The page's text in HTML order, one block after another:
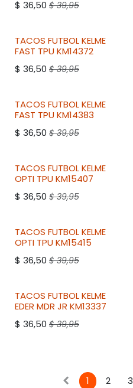
$ 36,50 $39,95
2DO A 50% DESCUENTO
TACOS FUTBOLKELME
FAST TPU KM14372
$ 36,50 $39,95
2DO A 50% DESCUENTO
TACOS FUTBOLKELME
FAST TPU KM14383
$ 36,50 $39,95
2DO A 50% DESCUENTO
TACOS FUTBOLKELME
OPTI TPU KM15407
$ 36,50 $39,95
2DO A 50% DESCUENTO
TACOS FUTBOLKELME
OPTI TPU KM15415
$ 36,50 $39,95
2DO A 50% DESCUENTO
TACOS FUTBOLKELME
EDER MDR JR KM13337
$ 36,50 $39,95
1 2 3